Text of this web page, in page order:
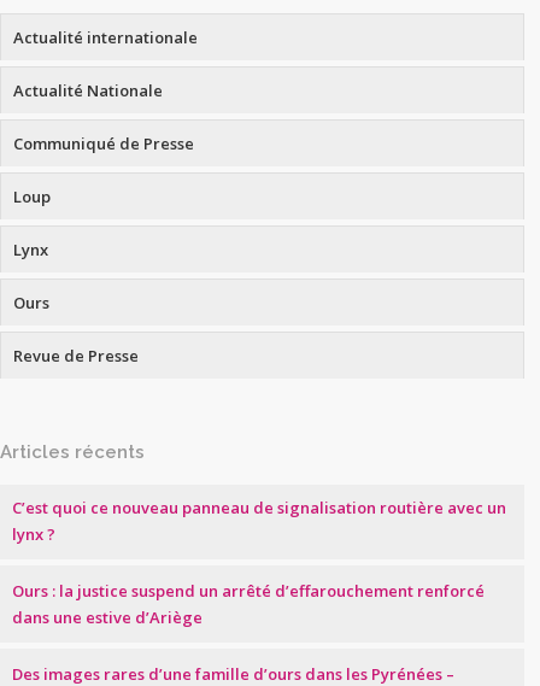
Actualité internationale
Actualité Nationale
Communiqué de Presse
Loup
Lynx
Ours
Revue de Presse
Articles récents
C’est quoi ce nouveau panneau de signalisation routière avec un
lynx ?
Ours : la justice suspend un arrêté d’effarouchement renforcé
dans une estive d’Ariège
Des images rares d’une famille d’ours dans les Pyrénées –